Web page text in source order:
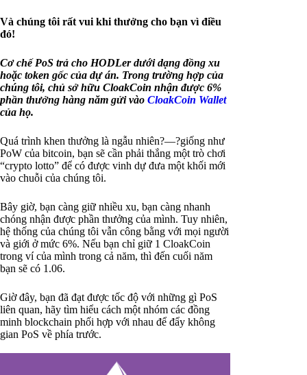
Và chúng tôi rất vui khi thưởng cho bạn vì điều
đó!
Cơ chế PoS trả cho HODLer dưới dạng đồng xu
hoặc token gốc của dự án. Trong trường hợp của
chúng tôi, chủ sở hữu CloakCoin nhận được 6%
phần thưởng hàng năm gửi vào CloakCoin Wallet
của họ.
Quá trình khen thưởng là ngẫu nhiên?—?giống như
PoW của bitcoin, bạn sẽ cần phải thắng một trò chơi
“crypto lotto” để có được vinh dự đưa một khối mới
vào chuỗi của chúng tôi.
Bây giờ, bạn càng giữ nhiều xu, bạn càng nhanh
chóng nhận được phần thưởng của mình. Tuy nhiên,
hệ thống của chúng tôi vẫn công bằng với mọi người
và giới ở mức 6%. Nếu bạn chỉ giữ 1 CloakCoin
trong ví của mình trong cả năm, thì đến cuối năm
bạn sẽ có 1.06.
Giờ đây, bạn đã đạt được tốc độ với những gì PoS
liên quan, hãy tìm hiểu cách một nhóm các đồng
minh blockchain phối hợp với nhau để đẩy không
gian PoS về phía trước.